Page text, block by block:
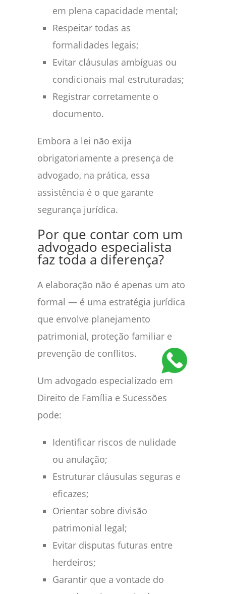
em plena capacidade mental;
Respeitar todas as
formalidades legais;
Evitar cláusulas ambíguas ou
condicionais mal estruturadas;
Registrar corretamente o
documento.
Embora a lei não exija
obrigatoriamente a presença de
advogado, na prática, essa
assistência é o que garante
segurança jurídica.
Por que contar com um
advogado especialista
faz toda a diferença?
A elaboração não é apenas um ato
formal — é uma estratégia jurídica
que envolve planejamento
patrimonial, proteção familiar e
prevenção de conflitos.
Um advogado especializado em
Direito de Família e Sucessões
pode:
Identificar riscos de nulidade
ou anulação;
Estruturar cláusulas seguras e
eficazes;
Orientar sobre divisão
patrimonial legal;
Evitar disputas futuras entre
herdeiros;
Garantir que a vontade do